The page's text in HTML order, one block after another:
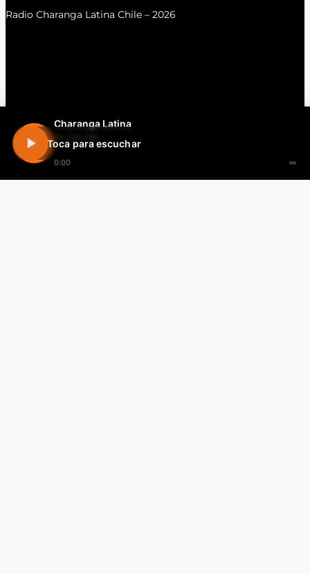
Charanga Latina
En vivo 24h
0:00 ∞
Toca para escuchar
Radio Charanga Latina Chile – 2026